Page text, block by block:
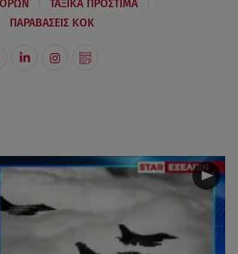
ΤΑΞΙΚΑ ΠΡΟΣΤΙΜΑ
ΠΑΡΑΒΑΣΕΙΣ ΚΟΚ